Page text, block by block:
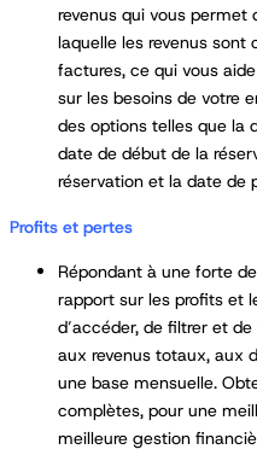
revenus qui vous
laquelle les revenus sont
factures, ce qui vous
sur les besoins de votre
des options telles que la
date de début de la
réservation et la date de
Profits et pertes
Répondant à une forte
rapport sur les profits et
d’accéder, de filtrer et
aux revenus totaux, aux
une base mensuelle.
complètes, pour une
meilleure gestion